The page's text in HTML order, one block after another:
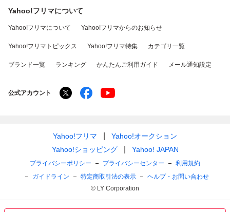
Yahoo!フリマについて
Yahoo!フリマについて Yahoo!フリマからのお知らせ
Yahoo!フリマトピックス Yahoo!フリマ特集 カテゴリ一覧
ブランド一覧 ランキング かんたんご利用ガイド メール通知設定
公式アカウント
Yahoo!フリマ
Yahoo!オークション
Yahoo!ショッピング
Yahoo! JAPAN
プライバシーポリシー プライバシーセンター
利用規約
ガイドライン
特定商取引法の表示
ヘルプ・お問い合わせ
© LY Corporation